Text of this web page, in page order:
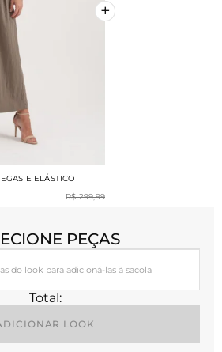
E ELÁSTICO
R$ 299,99
+
+
PEÇAS
do look para adicioná-las à sacola
Total:
LOOK